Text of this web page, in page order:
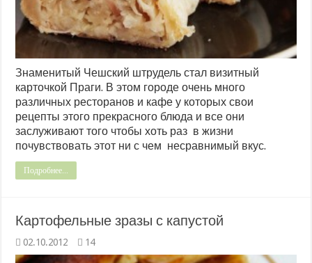
Знаменитый Чешский штрудель стал визитный
карточкой Праги. В этом городе очень много
различных ресторанов и кафе у которых свои
рецепты этого прекрасного блюда и все они
заслуживают того чтобы хоть раз в жизни
почувствовать этот ни с чем несравнимый вкус.
Подробнее...
Картофельные зразы с капустой
02.10.2012 14